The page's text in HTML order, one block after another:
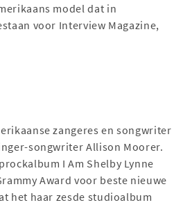
model dat in
​​voor Interview Magazine,
zangeres en songwriter
songwriter Allison Moorer.
I Am Shelby Lynne
Award voor beste nieuwe
het haar zesde studioalbum